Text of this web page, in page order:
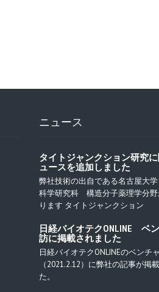
ニュース
タイトジャンクション研究
ュースを追加しました
弊社技術の出自である名古屋大
科学研究科 構造分子薬理学分野
ります タイトジャンクション
日経バイオテクONLINE ベ
訪に掲載されました
日経バイオテクONLINEのベンチ
（2021.2.12）に弊社の記事が掲
た。